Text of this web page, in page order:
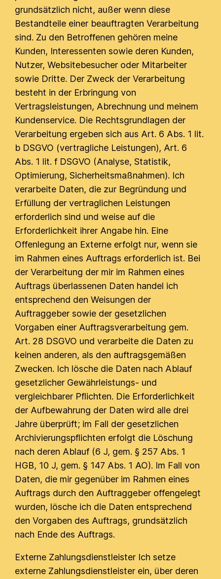
grundsätzlich nicht, außer wenn diese
Bestandteile einer beauftragten Verarbeitung
sind. Zu den Betroffenen gehören meine
Kunden, Interessenten sowie deren Kunden,
Nutzer, Websitebesucher oder Mitarbeiter
sowie Dritte. Der Zweck der Verarbeitung
besteht in der Erbringung von
Vertragsleistungen, Abrechnung und meinem
Kundenservice. Die Rechtsgrundlagen der
Verarbeitung ergeben sich aus Art. 6 Abs. 1 lit.
b DSGVO (vertragliche Leistungen), Art. 6
Abs. 1 lit. f DSGVO (Analyse, Statistik,
Optimierung, Sicherheitsmaßnahmen). Ich
verarbeite Daten, die zur Begründung und
Erfüllung der vertraglichen Leistungen
erforderlich sind und weise auf die
Erforderlichkeit ihrer Angabe hin. Eine
Offenlegung an Externe erfolgt nur, wenn sie
im Rahmen eines Auftrags erforderlich ist. Bei
der Verarbeitung der mir im Rahmen eines
Auftrags überlassenen Daten handel ich
entsprechend den Weisungen der
Auftraggeber sowie der gesetzlichen
Vorgaben einer Auftragsverarbeitung gem.
Art. 28 DSGVO und verarbeite die Daten zu
keinen anderen, als den auftragsgemäßen
Zwecken. Ich lösche die Daten nach Ablauf
gesetzlicher Gewährleistungs- und
vergleichbarer Pflichten. Die Erforderlichkeit
der Aufbewahrung der Daten wird alle drei
Jahre überprüft; im Fall der gesetzlichen
Archivierungspflichten erfolgt die Löschung
nach deren Ablauf (6 J, gem. § 257 Abs. 1
HGB, 10 J, gem. § 147 Abs. 1 AO). Im Fall von
Daten, die mir gegenüber im Rahmen eines
Auftrags durch den Auftraggeber offengelegt
wurden, lösche ich die Daten entsprechend
den Vorgaben des Auftrags, grundsätzlich
nach Ende des Auftrags.
Externe Zahlungsdienstleister Ich setze
externe Zahlungsdienstleister ein, über deren